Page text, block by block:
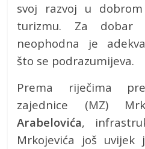
svoj razvoj u
turizmu. Za dobar
neophodna je
što se podrazumijeva.
Prema riječima
zajednice (MZ)
Arabelovića,
Mrkojevića još